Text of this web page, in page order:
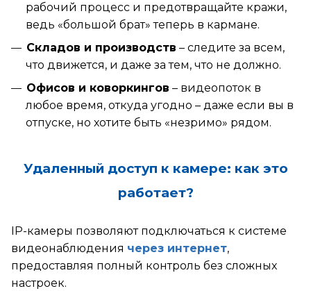
рабочий процесс и предотвращайте кражи,
ведь «большой брат» теперь в кармане.
Складов и производств – следите за всем,
что движется, и даже за тем, что не должно.
Офисов и коворкингов – видеопоток в
любое время, откуда угодно – даже если вы в
отпуске, но хотите быть «незримо» рядом.
Удаленный доступ к камере: как это
работает?
IP-камеры позволяют подключаться к системе
видеонаблюдения через интернет,
предоставляя полный контроль без сложных
настроек.